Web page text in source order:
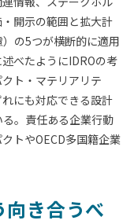
開示の範囲と拡大計
の5つが横断的に適用
べたようにIDROの考
ト・マテリアリテ
にも対応できる設計
。責任ある企業行動
トやOECD多国籍企業
き合うべ